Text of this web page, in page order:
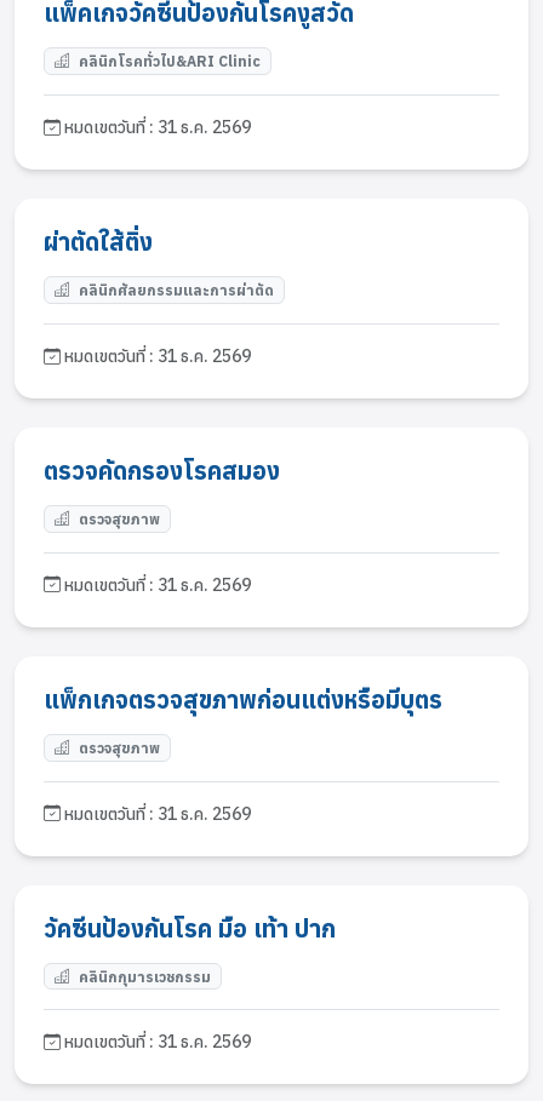
แพ็คเกจวัคซีนป้องกันโรคงูสวัด
คลินิกโรคทั่วไป&ARI Clinic
หมดเขตวันที่ : 31 ธ.ค. 2569
ผ่าตัดใส้ติ่ง
คลินิกศัลยกรรมและการผ่าตัด
หมดเขตวันที่ : 31 ธ.ค. 2569
ตรวจคัดกรองโรคสมอง
ตรวจสุขภาพ
หมดเขตวันที่ : 31 ธ.ค. 2569
แพ็กเกจตรวจสุขภาพก่อนแต่งหรือมีบุตร
ตรวจสุขภาพ
หมดเขตวันที่ : 31 ธ.ค. 2569
วัคซีนป้องกันโรค มือ เท้า ปาก
คลินิกกุมารเวชกรรม
หมดเขตวันที่ : 31 ธ.ค. 2569